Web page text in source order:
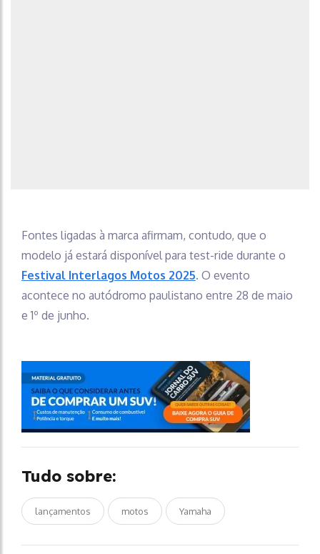
Fontes ligadas à marca afirmam, contudo, que o
modelo já estará disponível para test-ride durante o
Festival Interlagos Motos 2025. O evento
acontece no autódromo paulistano entre 28 de maio
e 1º de junho.
Tudo sobre:
lançamentos motos Yamaha